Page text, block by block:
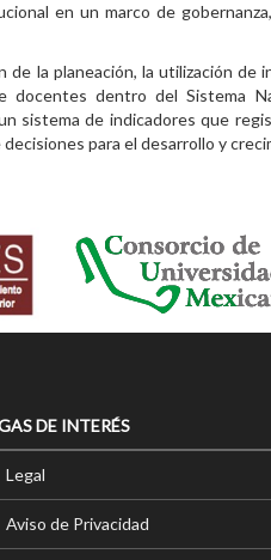
en un marco de
de la planeación, la utilización de
docentes dentro del Sistema
sistema de indicadores que
para el desarrollo y
DE INTERÉS
Legal
Aviso de Privacidad